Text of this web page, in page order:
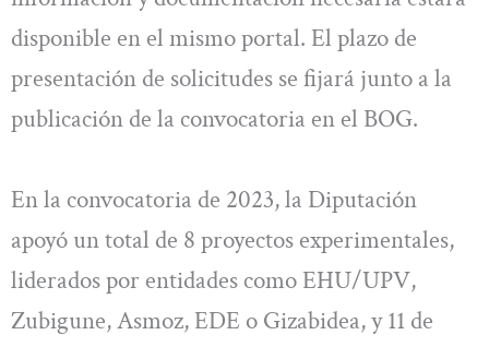
disponible en el mismo portal. El plazo de
presentación de solicitudes se fijará junto a la
publicación de la convocatoria en el BOG.
En la convocatoria de 2023, la Diputación
apoyó un total de 8 proyectos experimentales,
liderados por entidades como EHU/UPV,
Zubigune, Asmoz, EDE o Gizabidea, y 11 de